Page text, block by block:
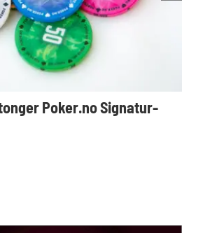
Poker.no Signatur-